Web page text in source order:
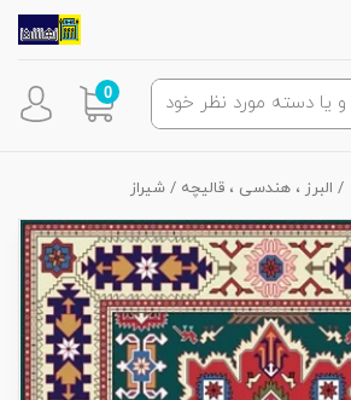
0
البرز ، هندسی ، قالیچه / شیراز